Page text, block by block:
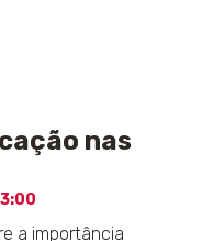
nas
a importância